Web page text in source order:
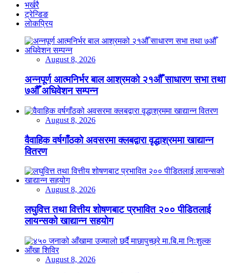
भर्खरै
ट्रेन्डिङ
लोकप्रिय
August 8, 2026
अन्नपूर्ण आत्मनिर्भर बाल आश्रमको २१औँ साधारण सभा तथा
७औँ अधिवेशन सम्पन्न
August 8, 2026
वैवाहिक वर्षगाँठको अवसरमा क्लबद्वारा वृद्धाश्रममा खाद्यान्न
वितरण
August 8, 2026
लघुवित्त तथा वित्तीय शोषणबाट प्रभावित २०० पीडितलाई
लायन्सको खाद्यान्न सहयोग
August 8, 2026